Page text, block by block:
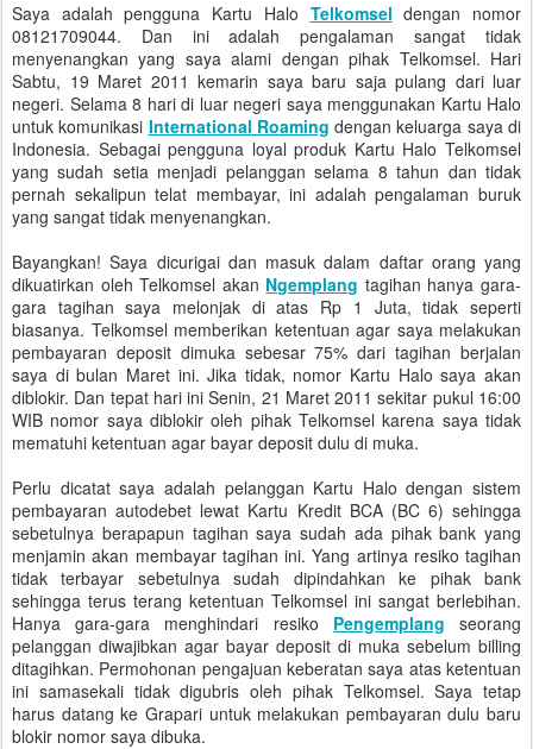
Saya adalah pengguna Kartu Halo Telkomsel dengan nomor
08121709044. Dan ini adalah pengalaman sangat tidak
menyenangkan yang saya alami dengan pihak Telkomsel. Hari
Sabtu, 19 Maret 2011 kemarin saya baru saja pulang dari luar
negeri. Selama 8 hari di luar negeri saya menggunakan Kartu Halo
untuk komunikasi International Roaming dengan keluarga saya di
Indonesia. Sebagai pengguna loyal produk Kartu Halo Telkomsel
yang sudah setia menjadi pelanggan selama 8 tahun dan tidak
pernah sekalipun telat membayar, ini adalah pengalaman buruk
yang sangat tidak menyenangkan.
Bayangkan! Saya dicurigai dan masuk dalam daftar orang yang
dikuatirkan oleh Telkomsel akan Ngemplang tagihan hanya gara-
gara tagihan saya melonjak di atas Rp 1 Juta, tidak seperti
biasanya. Telkomsel memberikan ketentuan agar saya melakukan
pembayaran deposit dimuka sebesar 75% dari tagihan berjalan
saya di bulan Maret ini. Jika tidak, nomor Kartu Halo saya akan
diblokir. Dan tepat hari ini Senin, 21 Maret 2011 sekitar pukul 16:00
WIB nomor saya diblokir oleh pihak Telkomsel karena saya tidak
mematuhi ketentuan agar bayar deposit dulu di muka.
Perlu dicatat saya adalah pelanggan Kartu Halo dengan sistem
pembayaran autodebet lewat Kartu Kredit BCA (BC 6) sehingga
sebetulnya berapapun tagihan saya sudah ada pihak bank yang
menjamin akan membayar tagihan ini. Yang artinya resiko tagihan
tidak terbayar sebetulnya sudah dipindahkan ke pihak bank
sehingga terus terang ketentuan Telkomsel ini sangat berlebihan.
Hanya gara-gara menghindari resiko Pengemplang seorang
pelanggan diwajibkan agar bayar deposit di muka sebelum billing
ditagihkan. Permohonan pengajuan keberatan saya atas ketentuan
ini samasekali tidak digubris oleh pihak Telkomsel. Saya tetap
harus datang ke Grapari untuk melakukan pembayaran dulu baru
blokir nomor saya dibuka.